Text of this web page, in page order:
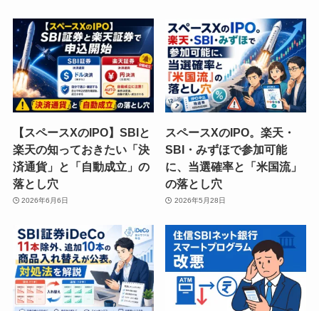
【スペースXのIPO】SBIと
楽天の知っておきたい「決
済通貨」と「自動成立」の
落とし穴
2026年6月6日
スペースXのIPO。楽天・
SBI・みずほで参加可能
に、当選確率と「米国流」
の落とし穴
2026年5月28日